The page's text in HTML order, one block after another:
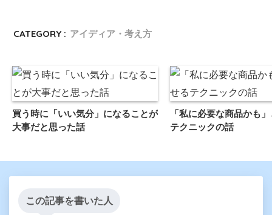
CATEGORY : アイディア・考え方
買う時に「いい気分」になることが
大事だと思った話
「私に必要な商品かも
テクニックの話
この記事を書いた人